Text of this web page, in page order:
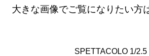
大きな画像でご覧になりたい方
SPETTACOLO 1/2.5